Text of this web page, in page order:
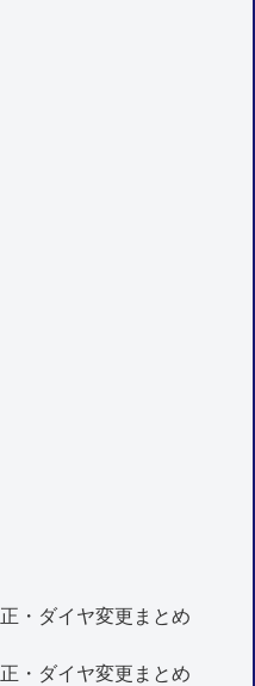
・ダイヤ変更まとめ
・ダイヤ変更まとめ